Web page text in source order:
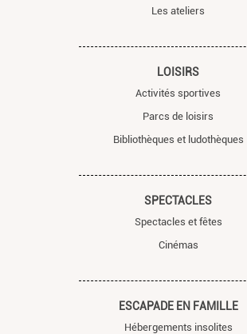
Les ateliers
LOISIRS
Activités sportives
Parcs de loisirs
Bibliothèques et ludothèques
SPECTACLES
Spectacles et fêtes
Cinémas
ESCAPADE EN FAMILLE
Hébergements insolites